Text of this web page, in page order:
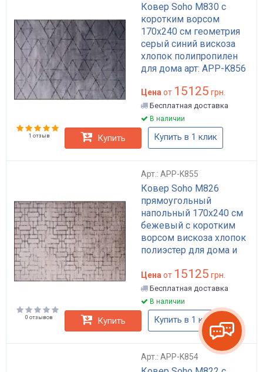
Ковер Soho M830 с
коротким ворсом
170x240 см геометрия
серый синий вискоза
хлопок полипропилен
для дома арт: APP-K856
Цена от 15125 грн.
Бесплатная доставка
В наличии
1 отзыв Купить Купить в 1 клик
Арт.: APP-K855
Ковер Soho M826
прямоугольный
напольный 170x240 см
бежевый с коротким
ворсом вискоза хлопок
полиэстер для дома и
Цена от 15125 грн.
Бесплатная доставка
В наличии
0 отзывов Купить Купить в 1 клик
Арт.: APP-K854